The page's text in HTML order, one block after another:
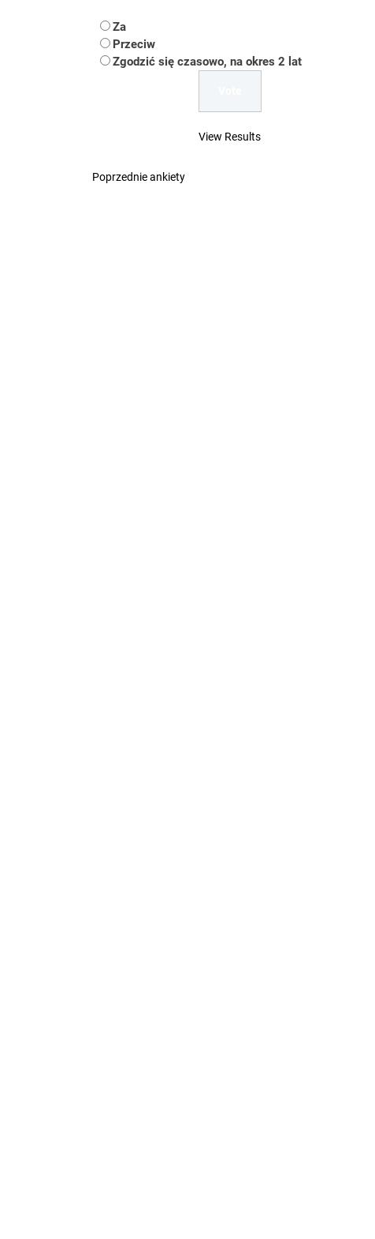
Uwaga Dębieńsko –
Ilu mieszkańców ma
Dość komentowania
Za
Przeciw
Zgodzić się czasowo, na okres 2 lat
View Results
Poprzednie ankiety